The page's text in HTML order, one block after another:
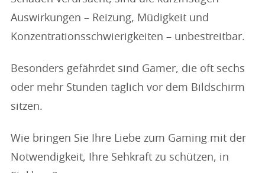
Auswirkungen – Reizung, Müdigkeit und
Konzentrationsschwierigkeiten – unbestreitbar.
Besonders gefährdet sind Gamer, die oft sechs
oder mehr Stunden täglich vor dem Bildschirm
sitzen.
Wie bringen Sie Ihre Liebe zum Gaming mit der
Notwendigkeit, Ihre Sehkraft zu schützen, in